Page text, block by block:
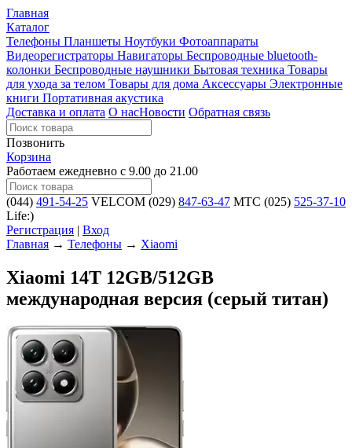
Главная
Каталог
Телефоны Планшеты Ноутбуки Фотоаппараты
Видеорегистраторы Навигаторы Беспроводные bluetooth-
колонки Беспроводные наушники Бытовая техника Товары
для ухода за телом Товары для дома Аксессуары Электронные
книги Портативная акустика
Доставка и оплата О насНовости Обратная связь
Позвонить
Корзина
Работаем ежедневно с 9.00 до 21.00
(044) 491-54-25 VELCOM (029) 847-63-47 MTC (025) 525-37-10
Life:)
Регистрация | Вход
Главная → Телефоны → Xiaomi
Xiaomi 14T 12GB/512GB
международная версия (серый титан)